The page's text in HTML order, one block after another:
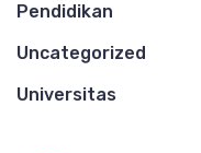
Pendidikan
Uncategorized
Universitas